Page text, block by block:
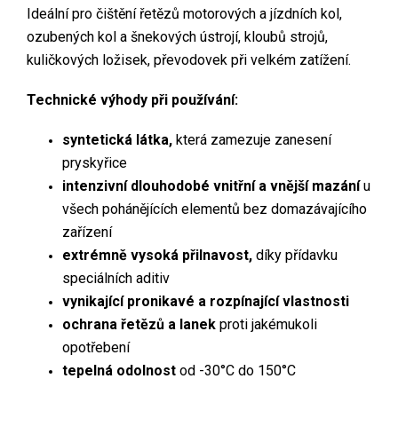
Ideální pro čištění řetězů motorových a jízdních kol,
ozubených kol a šnekových ústrojí, kloubů strojů,
kuličkových ložisek, převodovek při velkém zatížení.
Technické výhody při používání:
syntetická látka, která zamezuje zanesení
pryskyřice
intenzivní dlouhodobé vnitřní a vnější mazáníu
všech pohánějících elementů bez domazávajícího
zařízení
extrémně vysoká přilnavost, díky přídavku
speciálních aditiv
vynikající pronikavé a rozpínající vlastnosti
ochrana řetězů a lanek proti jakémukoli
opotřebení
tepelná odolnost od -30°C do 150°C